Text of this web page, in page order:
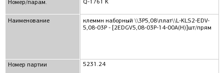
Номер/парам.
Наименование
Номер партии
Q-1761 K
клеммн наборный \\3P5,08\плат\\L-KLS2-EDV-
5,08-03P - [2EDGV5,08-03P-14-00A(H)]шт/прям
5231.24